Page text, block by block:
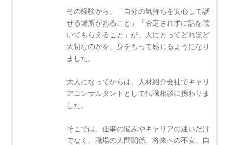
その経験から、「自分の気持ちを安心して話
せる場所があること」「否定されずに話を聴
いてもらえること」が、人にとってどれほど
大切なのかを、身をもって感じるようになり
ました。
大人になってからは、人材紹介会社でキャリ
アコンサルタントとして転職相談に携わりま
した。
そこでは、仕事の悩みやキャリアの迷いだけ
でなく、職場の人間関係、将来への不安、自